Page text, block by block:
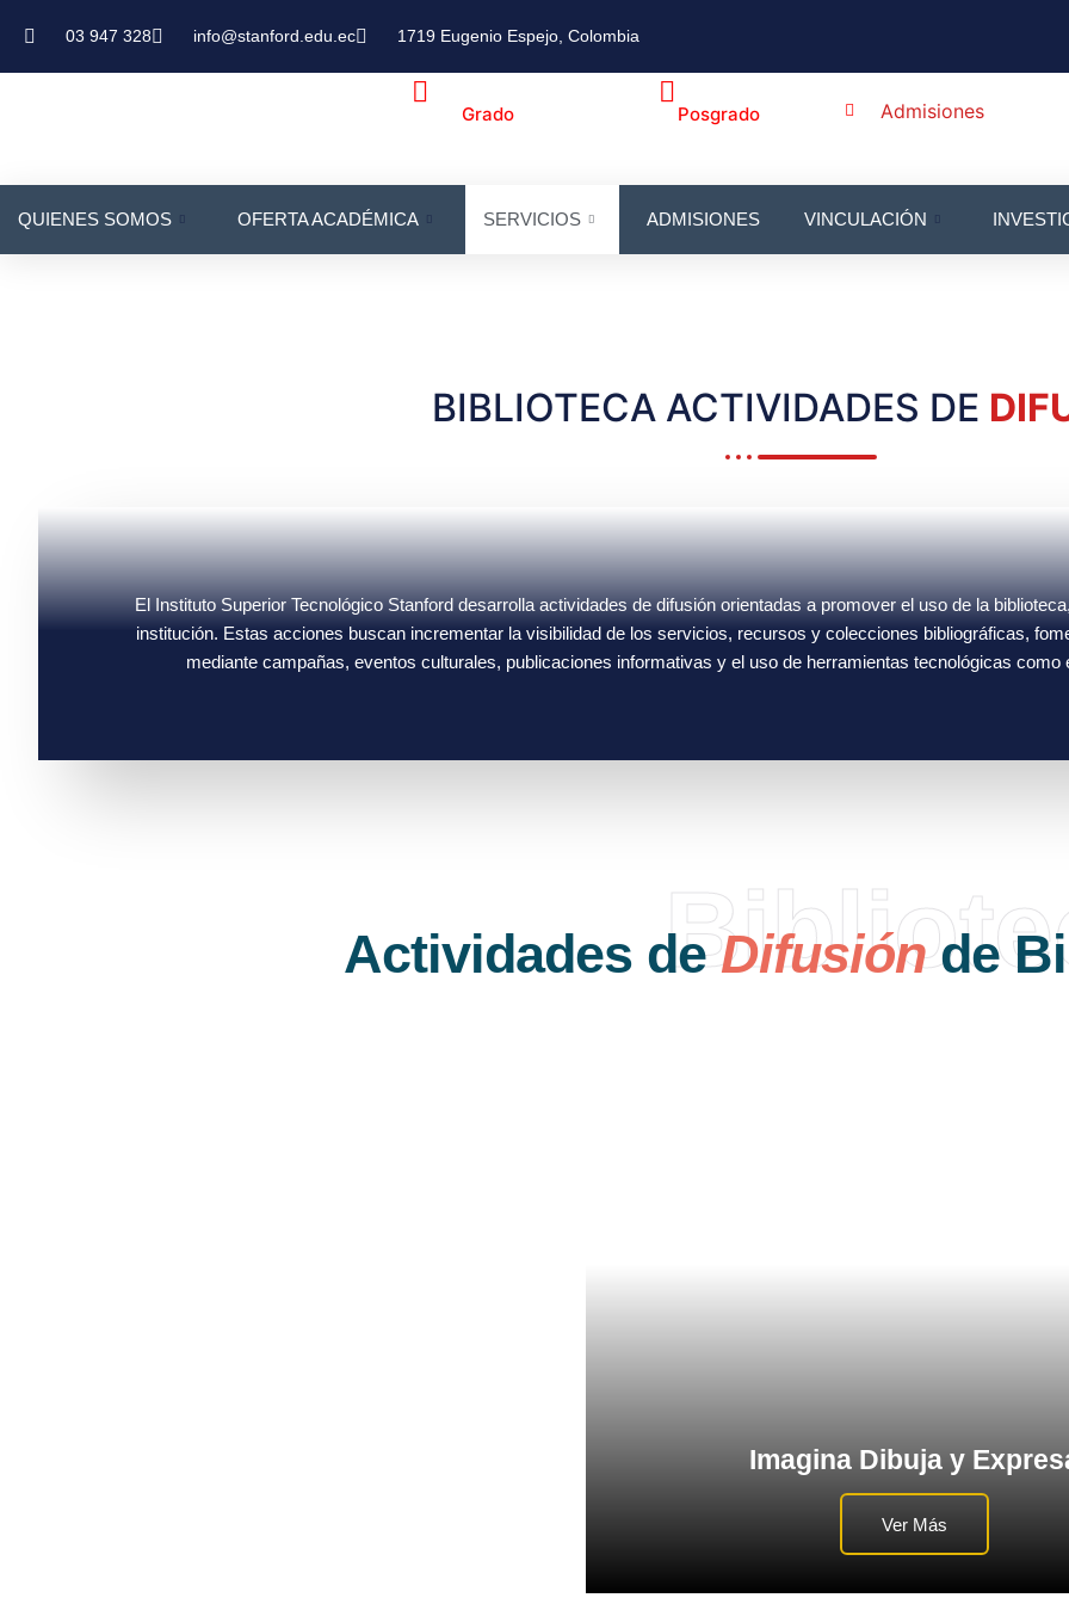
03 947 328 info@stanford.edu.ec 1719 Eugenio Espejo, Colombia
Grado Posgrado Admisiones
QUIENES SOMOS OFERTA ACADÉMICA SERVICIOS ADMISIONES VINCULACIÓN
BIBLIOTECA ACTIVIDADES DE
El Instituto Superior Tecnológico Stanford desarrolla actividades de difusión orientadas a promover el uso de la
institución. Estas acciones buscan incrementar la visibilidad de los servicios, recursos y colecciones bibliográficas,
mediante campañas, eventos culturales, publicaciones informativas y el uso de herramientas tecnológicas
Actividades deDifusiónde
Imagina Dibuja y
Ver Más